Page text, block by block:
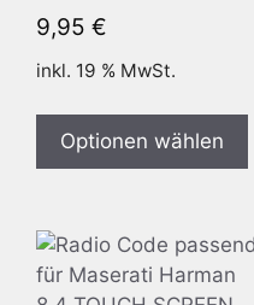
9,95 €
inkl. 19 % MwSt.
Optionen wählen